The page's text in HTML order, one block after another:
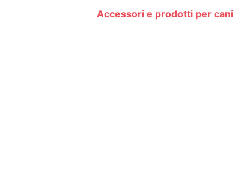
Accessori e prodotti per cani